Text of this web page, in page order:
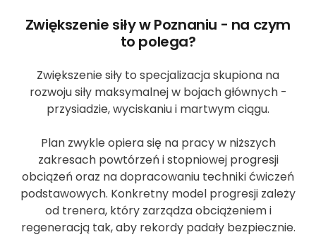
Zwiększenie siły w Poznaniu - na czym
to polega?
Zwiększenie siły to specjalizacja skupiona na
rozwoju siły maksymalnej w bojach głównych -
przysiadzie, wyciskaniu i martwym ciągu.
Plan zwykle opiera się na pracy w niższych
zakresach powtórzeń i stopniowej progresji
obciążeń oraz na dopracowaniu techniki ćwiczeń
podstawowych. Konkretny model progresji zależy
od trenera, który zarządza obciążeniem i
regeneracją tak, aby rekordy padały bezpiecznie.